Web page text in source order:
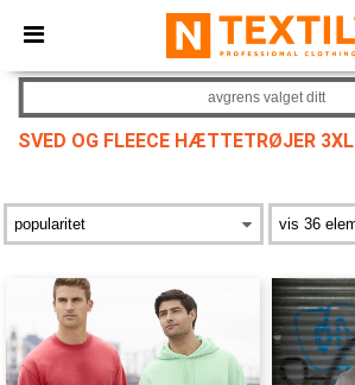
× Ntextil-app
Bedre priser i appen!
SVED OG FLEECE HÆTTETRØJER 3XL
avgrens valget ditt